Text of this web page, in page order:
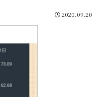
2020.09.20